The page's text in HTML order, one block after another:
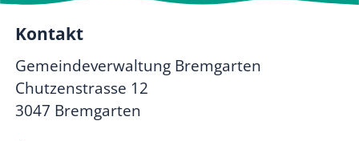
Kontakt
Gemeindeverwaltung Bremgarten
Chutzenstrasse 12
3047 Bremgarten